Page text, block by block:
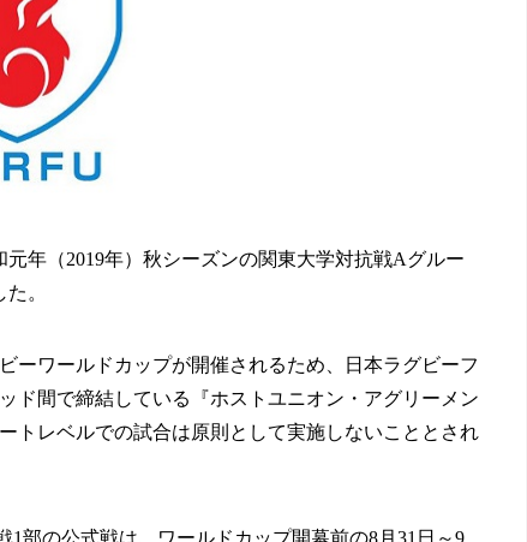
年（2019年）秋シーズンの関東大学対抗戦Aグルー
。
ーワールドカップが開催されるため、日本ラグビーフ
ド間で締結している『ホストユニオン・アグリーメン
トレベルでの試合は原則として実施しないこととされ
部の公式戦は、ワールドカップ開幕前の8月31日～9